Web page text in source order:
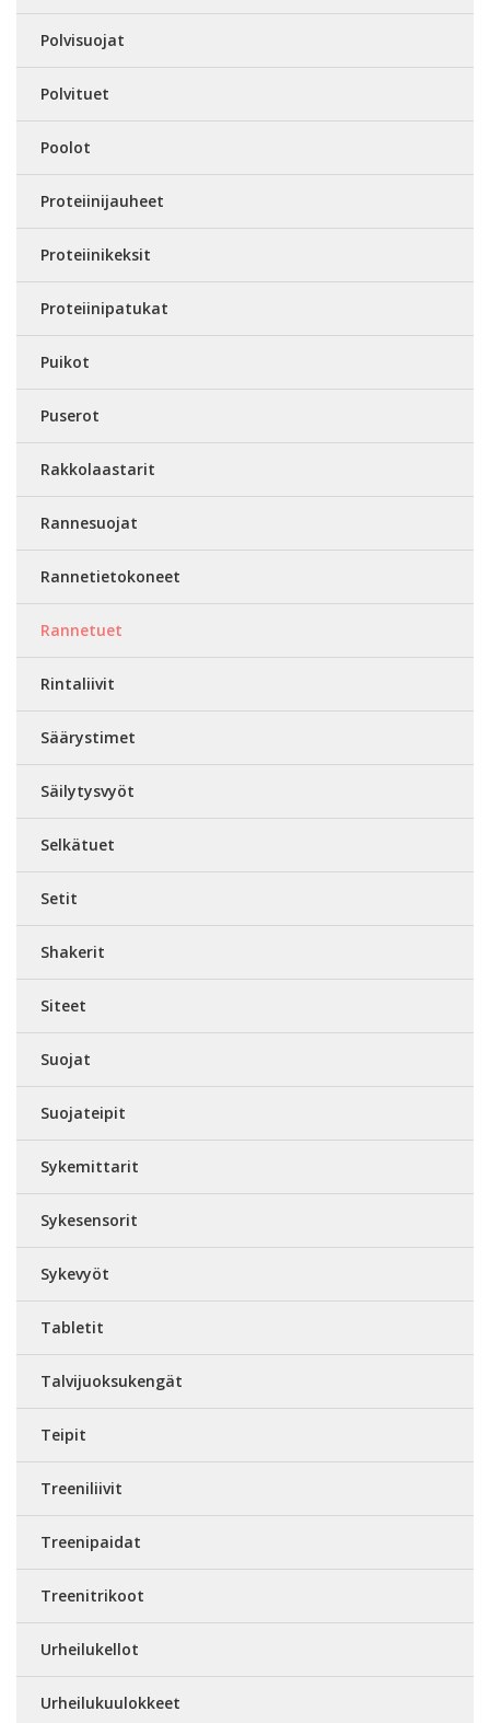
Polvisuojat
Polvituet
Poolot
Proteiinijauheet
Proteiinikeksit
Proteiinipatukat
Puikot
Puserot
Rakkolaastarit
Rannesuojat
Rannetietokoneet
Rannetuet
Rintaliivit
Säärystimet
Säilytysvyöt
Selkätuet
Setit
Shakerit
Siteet
Suojat
Suojateipit
Sykemittarit
Sykesensorit
Sykevyöt
Tabletit
Talvijuoksukengät
Teipit
Treeniliivit
Treenipaidat
Treenitrikoot
Urheilukellot
Urheilukuulokkeet